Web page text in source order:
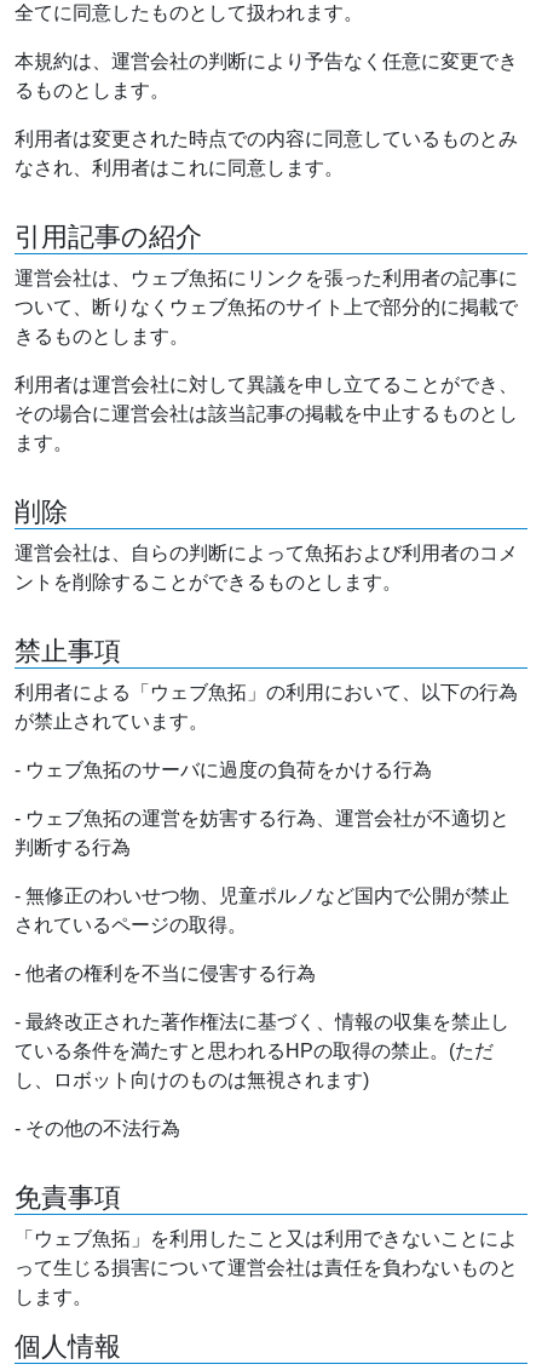
全てに同意したものとして扱われます。
本規約は、運営会社の判断により予告なく任意に変更でき
るものとします。
利用者は変更された時点での内容に同意しているものとみ
なされ、利用者はこれに同意します。
引用記事の紹介
運営会社は、ウェブ魚拓にリンクを張った利用者の記事に
ついて、断りなくウェブ魚拓のサイト上で部分的に掲載で
きるものとします。
利用者は運営会社に対して異議を申し立てることができ、
その場合に運営会社は該当記事の掲載を中止するものとし
ます。
削除
運営会社は、自らの判断によって魚拓および利用者のコメ
ントを削除することができるものとします。
禁止事項
利用者による「ウェブ魚拓」の利用において、以下の行為
が禁止されています。
- ウェブ魚拓のサーバに過度の負荷をかける行為
- ウェブ魚拓の運営を妨害する行為、運営会社が不適切と
判断する行為
- 無修正のわいせつ物、児童ポルノなど国内で公開が禁止
されているページの取得。
- 他者の権利を不当に侵害する行為
- 最終改正された著作権法に基づく、情報の収集を禁止し
ている条件を満たすと思われるHPの取得の禁止。(ただ
し、ロボット向けのものは無視されます)
- その他の不法行為
免責事項
「ウェブ魚拓」を利用したこと又は利用できないことによ
って生じる損害について運営会社は責任を負わないものと
します。
個人情報